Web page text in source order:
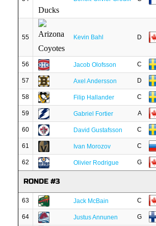
55 Kevin Bahl D
56 Jacob Olofsson C
57 Axel Andersson D
58 Filip Hallander C
59 Gabriel Fortier A
60 David Gustafsson C
61 Ivan Morozov C
62 Olivier Rodrigue G
RONDE #3
63 Jack McBain C
64 Justus Annunen G